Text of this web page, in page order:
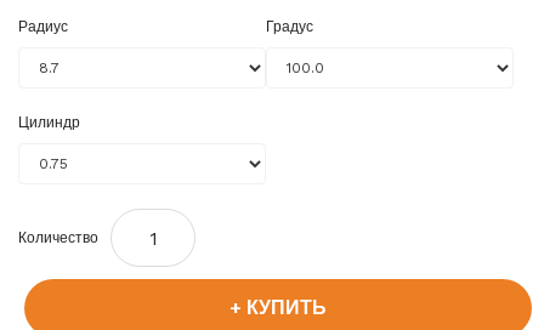
Радиус Градус
Цилиндр
Количество
КУПИТЬ